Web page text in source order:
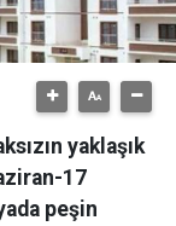
yaklaşık
17
peşin